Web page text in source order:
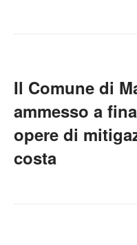
Il Comune di
ammesso a
opere di
costa